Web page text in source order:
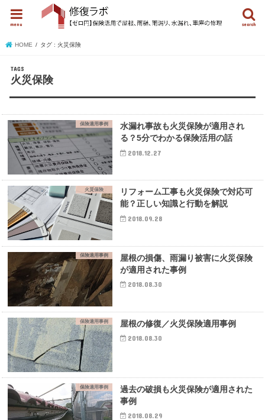
search
menu
HOME タグ : 火災保険
火災保険
保険適用事例
水漏れ事故も火災保険が適用され
る？5分でわかる保険活用の話
2018.12.27
火災保険
リフォーム工事も火災保険で対応可
能？正しい知識と行動を解説
2018.09.28
保険適用事例
屋根の損傷、雨漏り被害に火災保険
が適用された事例
2018.08.30
保険適用事例 屋根の修復／火災保険適用事例
2018.08.30
保険適用事例
過去の破損も火災保険が適用された
事例
2018.08.29